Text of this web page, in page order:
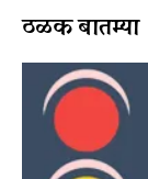
ठळक बातम्या